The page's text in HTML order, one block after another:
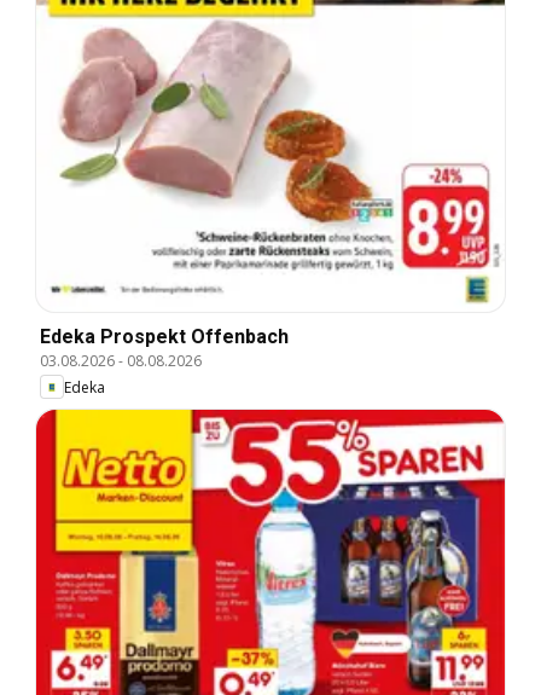
Edeka Prospekt Offenbach
03.08.2026- 08.08.2026
Edeka